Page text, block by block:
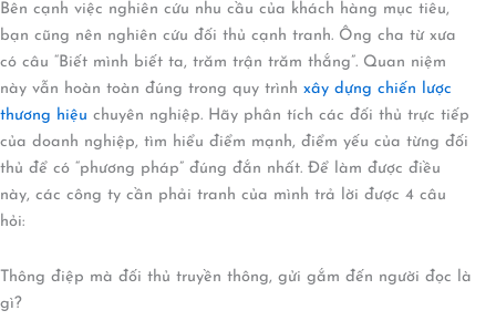
Bên cạnh việc nghiên cứu nhu cầu của khách hàng mục tiêu,
bạn cũng nên nghiên cứu đối thủ cạnh tranh. Ông cha từ xưa
có câu “Biết mình biết ta, trăm trận trăm thắng”. Quan niệm
này vẫn hoàn toàn đúng trong quy trình xây dựng chiến lược
thương hiệu chuyên nghiệp. Hãy phân tích các đối thủ trực tiếp
của doanh nghiệp, tìm hiểu điểm mạnh, điểm yếu của từng đối
thủ để có “phương pháp” đúng đắn nhất. Để làm được điều
này, các công ty cần phải tranh của mình trả lời được 4 câu
hỏi:
Thông điệp mà đối thủ truyền thông, gửi gắm đến người đọc là
gì?